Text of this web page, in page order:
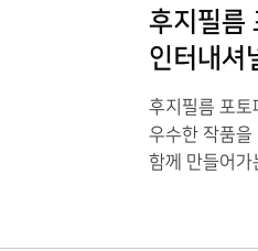
후지필름
인터내셔
후지필름 포토
우수한 작품을
함께 만들어가